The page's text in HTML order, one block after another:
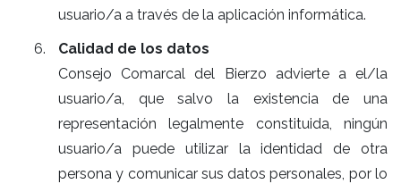
usuario/a a través de la aplicación informática.
Calidad de los datos
Consejo Comarcal del Bierzo advierte a el/la
usuario/a, que salvo la existencia de una
representación legalmente constituida, ningún
usuario/a puede utilizar la identidad de otra
persona y comunicar sus datos personales, por lo